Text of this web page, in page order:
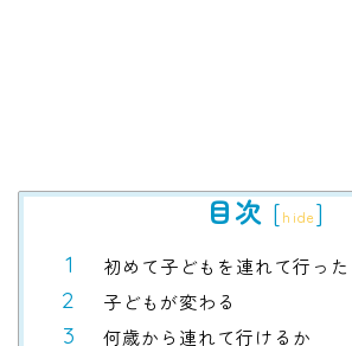
目次 [hide]
初めて子どもを連れて行っ
子どもが変わる
何歳から連れて行けるか